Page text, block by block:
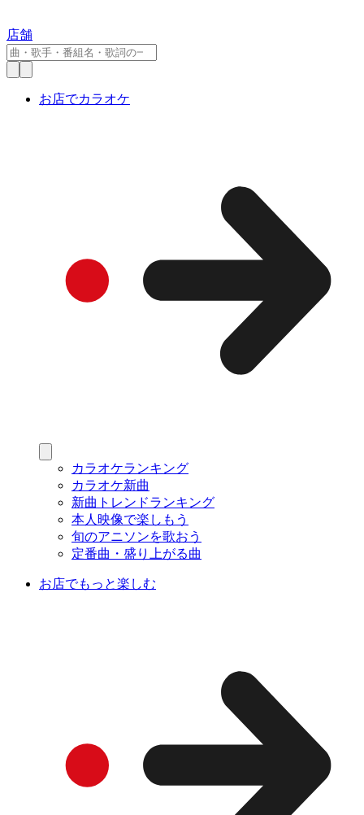
店舗
お店でカラオケ
カラオケランキング
カラオケ新曲
新曲トレンドランキング
本人映像で楽しもう
旬のアニソンを歌おう
定番曲・盛り上がる曲
お店でもっと楽しむ